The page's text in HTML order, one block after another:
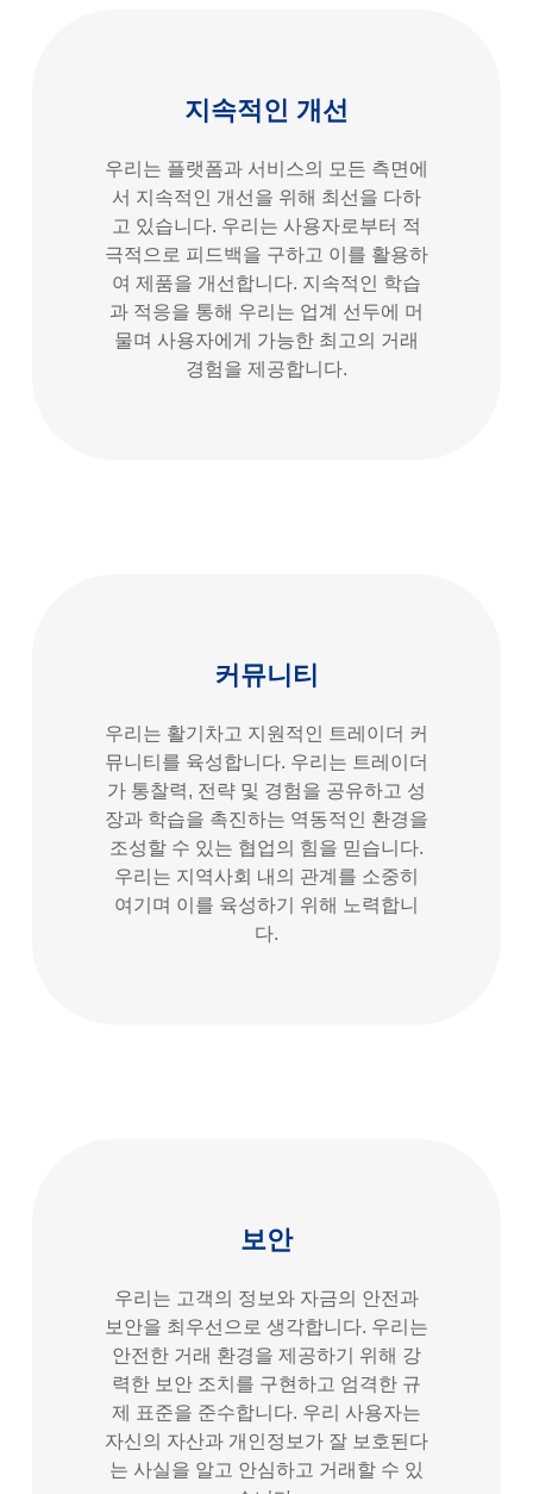
지속적인 개선
우리는 플랫폼과 서비스의 모든 측면에
서 지속적인 개선을 위해 최선을 다하
고 있습니다. 우리는 사용자로부터 적
극적으로 피드백을 구하고 이를 활용하
여 제품을 개선합니다. 지속적인 학습
과 적응을 통해 우리는 업계 선두에 머
물며 사용자에게 가능한 최고의 거래
경험을 제공합니다.
커뮤니티
우리는 활기차고 지원적인 트레이더 커
뮤니티를 육성합니다. 우리는 트레이더
가 통찰력, 전략 및 경험을 공유하고 성
장과 학습을 촉진하는 역동적인 환경을
조성할 수 있는 협업의 힘을 믿습니다.
우리는 지역사회 내의 관계를 소중히
여기며 이를 육성하기 위해 노력합니
다.
보안
우리는 고객의 정보와 자금의 안전과
보안을 최우선으로 생각합니다. 우리는
안전한 거래 환경을 제공하기 위해 강
력한 보안 조치를 구현하고 엄격한 규
제 표준을 준수합니다. 우리 사용자는
자신의 자산과 개인정보가 잘 보호된다
는 사실을 알고 안심하고 거래할 수 있